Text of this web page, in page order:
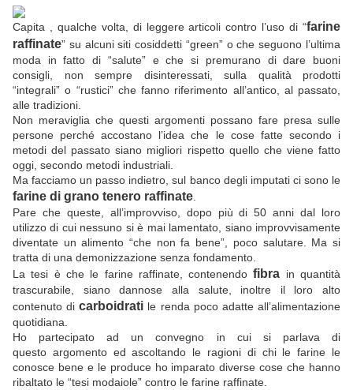
Capita , qualche volta, di leggere articoli contro l’uso di “farine
raffinate” su alcuni siti cosiddetti “green” o che seguono l’ultima
moda in fatto di “salute” e che si premurano di dare buoni
consigli, non sempre disinteressati, sulla qualità prodotti
“integrali” o “rustici” che fanno riferimento all’antico, al passato,
alle tradizioni.
Non meraviglia che questi argomenti possano fare presa sulle
persone perché accostano l’idea che le cose fatte secondo i
metodi del passato siano migliori rispetto quello che viene fatto
oggi, secondo metodi industriali.
Ma facciamo un passo indietro, sul banco degli imputati ci sono le
farine di grano tenero raffinate
Pare che queste, all’improvviso, dopo più di 50 anni dal loro
utilizzo di cui nessuno si è mai lamentato, siano improvvisamente
diventate un alimento “che non fa bene”, poco salutare. Ma si
tratta di una demonizzazione senza fondamento.
La tesi è che le farine raffinate, contenendofibra in quantità
trascurabile, siano dannose alla salute, inoltre il loro alto
contenuto dicarboidrati le renda poco adatte all’alimentazione
quotidiana.
Ho partecipato ad un convegno in cui si parlava di
questo argomento ed ascoltando le ragioni di chi le farine le
conosce bene e le produce ho imparato diverse cose che hanno
ribaltato le “tesi modaiole” contro le farine raffinate.